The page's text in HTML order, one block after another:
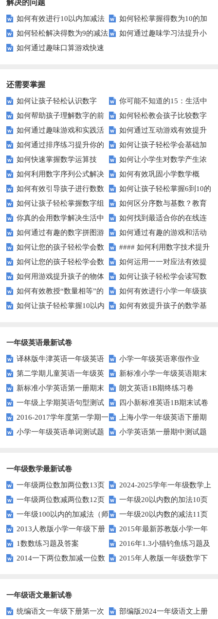
解决的问题
如何有效进行10以内加减法
练习？这些方法让孩子的数学启
蒙更轻松
如何轻松掌握得数为10的加
法题？这些例子帮你搞定！
如何轻松解决得数为9的减法
题目？家长和孩子都适用的技巧
如何通过趣味学习法提升小
如何通过趣味口算游戏快速
还需要掌握
如何让孩子轻松认识数字
15？这些方法太实用了！
你可能不知道的15：生活中
隐藏的数学秘密？
如何帮助孩子理解数字的前
后顺序？
如何轻松教会孩子比较数字
大小？这些建议或许有帮助！
如何通过趣味游戏和实践活
动让孩子轻松掌握数字顺序？
如何通过互动游戏有效提升
孩子的数字识别能力？
如何通过排序练习提升你的
逻辑思维能力？
如何让孩子轻松学会基础加
减法？家长必看的实用技巧！
如何快速掌握数学运算技
巧？四则运算实战指南
如何让小学生对数学产生浓
厚兴趣？趣味数学活动大揭秘！
如何利用数字序列公式解决
复杂数学问题？
如何有效巩固小学数学概
念？
如何有效引导孩子进行数数
练习？家长必看的五大技巧
如何让孩子轻松掌握6到10的
数字读写？
如何让孩子轻松掌握数字组
成的奥秘？
如何区分序数与基数？教育
中这些知识点要知道！
你真的会用数学解决生活中
的难题吗？
如何找到最适合你的在线连
线游戏？
如何通过有趣的数字拼图游
戏提升孩子的数学能力？
如何通过有趣的游戏和活动
提升孩子的数字顺序技能？
如何让您的孩子轻松学会数
字大小比较？
#### 如何利用数字技术提升
在线学习效果？
如何让您的孩子轻松学会数
字大小比较？
如何运用一一对应法有效提
升学习效率？
如何用游戏提升孩子的物体
数量比较能力？
如何让孩子轻松学会读写数
字？试试这些有趣的方法！
如何有效教授“数量相等”的
概念？——提升孩子的数学思维
如何有效进行小学一年级孩
子的数学练习？
如何让孩子轻松掌握10以内
如何有效提升孩子的数学基
一年级英语最新试卷
译林版牛津英语一年级英语
1AB测试卷
小学一年级英语寒假作业
第二学期儿童英语一年级英
语期末试卷
新标准小学一年级英语期末
质量检测题
新标准小学英语第一册期末
测试题
朗文英语1B期终练习卷
一年级上学期英语句型测试
题
四小新标准英语1B期末试卷
2016-2017学年度第一学期一
起一年级英语期中试卷
上海小学一年级英语下册期
中试卷
小学一年级英语单词测试题 小学英语第一册期中测试题
一年级数学最新试卷
一年级两位数加两位数13页
2024-2025学年一年级数学上
册期末素养测评卷（考试版A4
人教版）
一年级两位数减两位数12页
一年级20以内数的加法10页
一年级100以内的加减法（师
版）
一年级20以内数的减法11页
2013人教版小学一年级下册
第三单元整理与复习（一）练习
题
2015年最新苏教版小学一年
级数学下册第一次月考试卷
1数数练习题及答案
2016年1.3小猫钓鱼练习题及
答案
2014一下两位数加减一位数
2015年人教版一年级数学下
一年级语文最新试卷
统编语文一年级下册第一次 部编版2024一年级语文上册